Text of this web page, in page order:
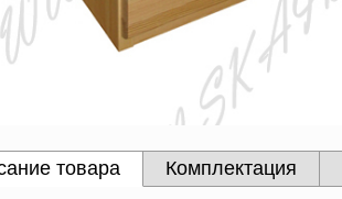
товара Комплектация